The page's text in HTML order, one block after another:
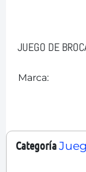
JUEGO DE
Marca:
Categoría